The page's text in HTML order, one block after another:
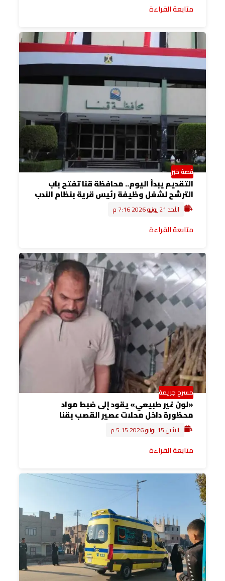
متابعة القراءة
قصة خبر
التقديم يبدأ اليوم.. محافظة قنا تفتح باب
الترشح لشغل وظيفة رئيس قرية بنظام الندب
الأحد 21 يونيو 2026 7:16 م
متابعة القراءة
مسرح جريمة
«لون غير طبيعي» يقود إلى ضبط مواد
محظورة داخل محلات عصير القصب بقنا
الاثنين 15 يونيو 2026 5:15 م
متابعة القراءة